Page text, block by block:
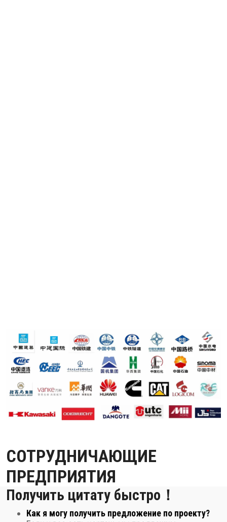
СОТРУДНИЧАЮЩИЕ
ПРЕДПРИЯТИЯ
Получить цитату быстро！
Как я могу получить предложение по проекту?